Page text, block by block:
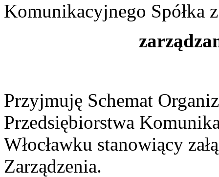
Komunikacyjnego Spółka
Przyjmuję Schemat
Przedsiębiorstwa
Włocławku stanowiący
Zarządzenia.